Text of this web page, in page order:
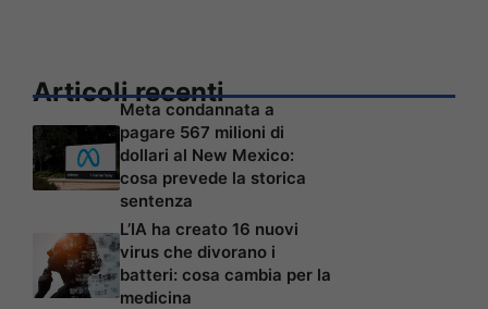
Articoli recenti
Meta condannata a
pagare 567 milioni di
dollari al New Mexico:
cosa prevede la storica
sentenza
L’IA ha creato 16 nuovi
virus che divorano i
batteri: cosa cambia per la
medicina